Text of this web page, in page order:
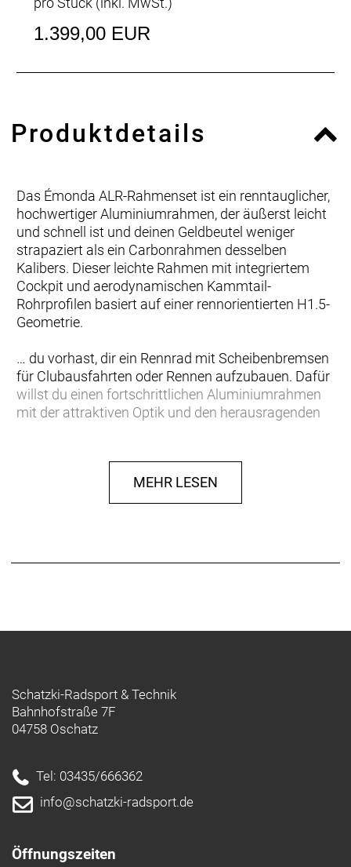
1.399,00 EUR
Produktdetails
Das Émonda ALR-Rahmenset ist ein renntauglicher,
hochwertiger Aluminiumrahmen, der äußerst leicht
und schnell ist und deinen Geldbeutel weniger
strapaziert als ein Carbonrahmen desselben
Kalibers. Dieser leichte Rahmen mit integriertem
Cockpit und aerodynamischen Kammtail-
Rohrprofilen basiert auf einer rennorientierten H1.5-
Geometrie.
… du vorhast, dir ein Rennrad mit Scheibenbremsen
für Clubausfahrten oder Rennen aufzubauen. Dafür
willst du einen fortschrittlichen Aluminiumrahmen
mit der attraktiven Optik und den herausragenden
Einen ultraleichten Rahmen aus 300 Series Alpha
Aluminium mit aerodynamischen Kammtail-Rohren,
Der Look und die Fahrqualität von Carbon zum
können, belehrt dich dieser Rahmen eines Besseren.
Das Émonda ALR Disc-Rahmenset ist eine
erschwingliche Plattform, die nicht nur komfortabel
teureren Carbonrennrädern locker mithalten kann
- Der vollkommen neue Rahmen ist leichter und
schnittiger als die ALR-Vorgängermodelle und
und noch sauberer verlegten Zügen.
- Er ist schnell am Berg, spursicher in Kurven und
MEHR LESEN
Schatzki-Radsport & Technik
Bahnhofstraße 7F
04758 Oschatz
Tel: 03435/666362
info@schatzki-radsport.de
Öffnungszeiten